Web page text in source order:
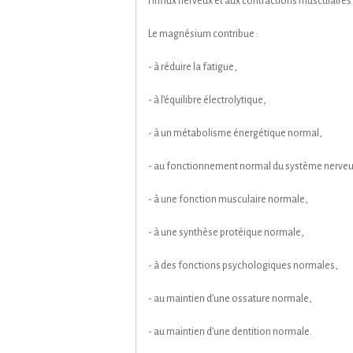
Le magnésium contribue :
- à réduire la fatigue,
- à l’équilibre électrolytique,
- à un métabolisme énergétique normal,
- au fonctionnement normal du système
- à une fonction musculaire normale,
- à une synthèse protéique normale,
- à des fonctions psychologiques normales,
- au maintien d’une ossature normale,
- au maintien d’une dentition normale.